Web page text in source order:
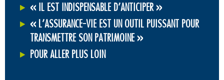
« IL EST INDISPENSABLE D’ANTICIPER »
« L’ASSURANCE-VIE EST UN OUTIL PUISSANT POUR
TRANSMETTRE SON PATRIMOINE »
POUR ALLER PLUS LOIN